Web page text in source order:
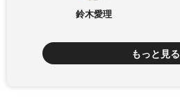
鈴木愛理
もっと見る